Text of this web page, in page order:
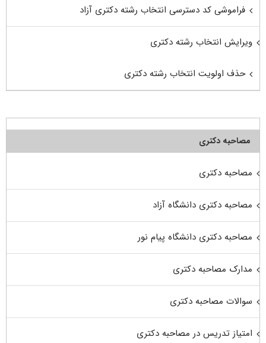
فراموشی کد دسترسی انتخاب رشته دکتری آزاد
ویرایش انتخاب رشته دکتری
حذف اولویت انتخاب رشته دکتری
مصاحبه دکتری
مصاحبه دکتری
مصاحبه دکتری دانشگاه آزاد
مصاحبه دکتری دانشگاه پیام نور
مدارک مصاحبه دکتری
سوالات مصاحبه دکتری
امتیاز تدریس در مصاحبه دکتری